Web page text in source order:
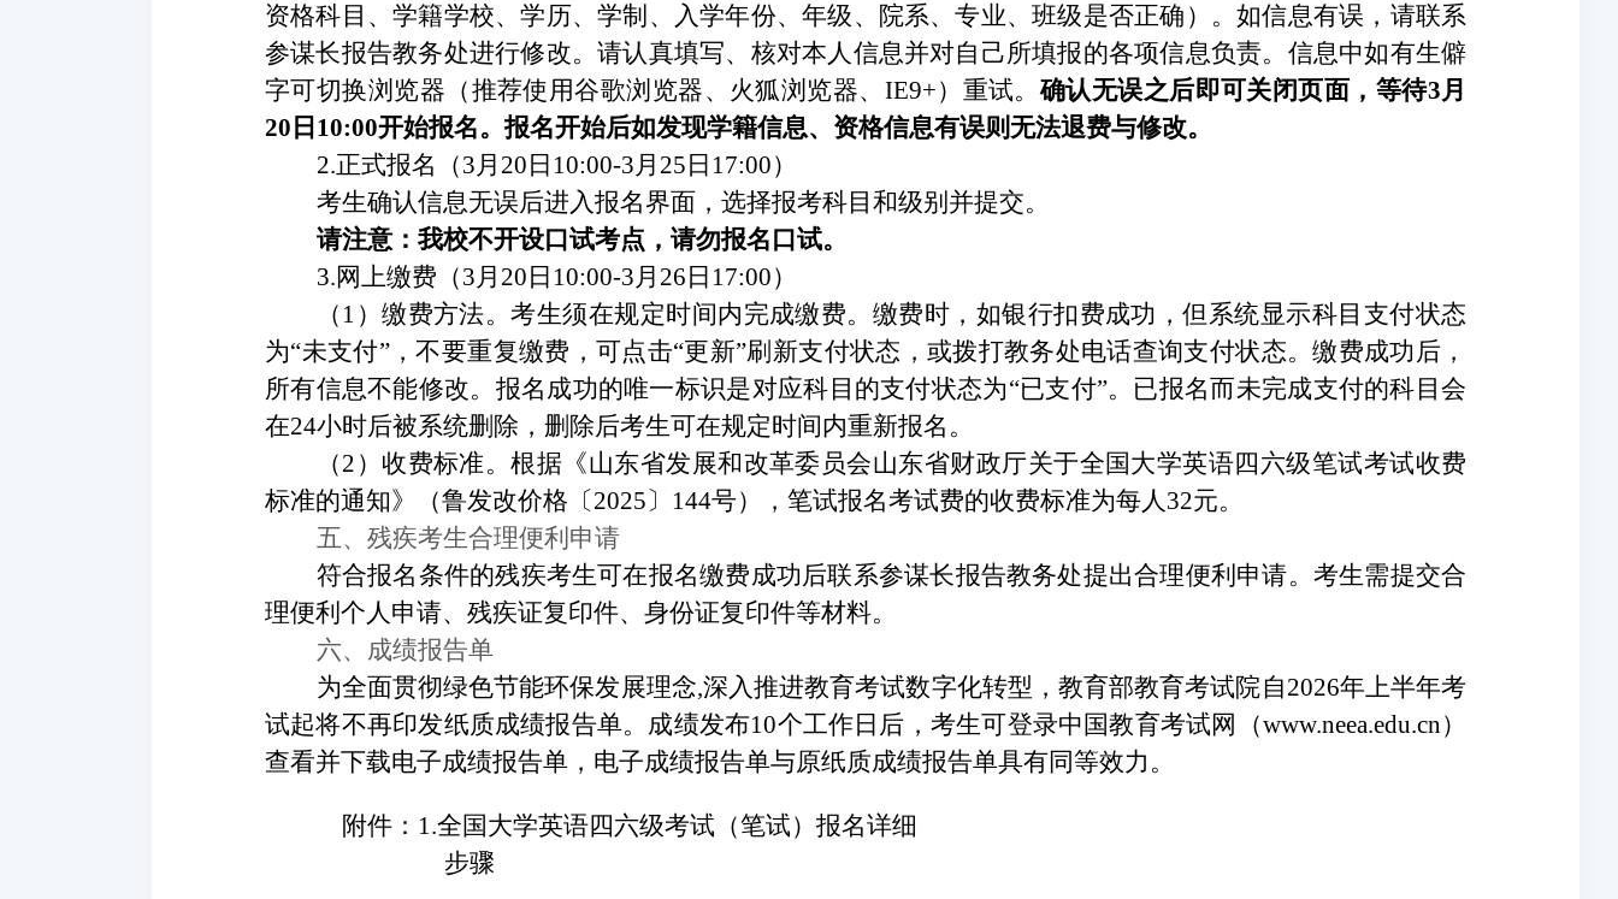
资格科目、学籍学校、学历、学制、入学年份、年级、院系、专业、班级是否正确）。如信息有误， 请联系
参谋长报告教务处进行修改。请认真填写、核对本人信息并对自己所填报的各项信息负责。信息中如有生僻
字可切换浏览器（推荐使用谷歌浏览器、火狐浏览器、 IE9+）重试。确认无误之后即可关闭页面，等待3月
20日10:00开始报名。报名开始后如发现学籍信息、资格信息有误则无法退费与修改。
2.正式报名（3月20日10:00-3月25日17:00）
考生确认信息无误后进入报名界面，选择报考科目和级别并提交。
请注意：我校不开设口试考点，请勿报名口试。
3.网上缴费 （3月 20 日 10:00-3月 26 日 17:00）
（ 1）缴费方法。考生须在规定时间内完成缴费。缴费时，如银行扣费成功，但系统显示科目支付状态
为“未支付”，不要重复缴费，可点击“更新”刷新支付状态，或拨打教务处电话查询支付状态。缴费成功后，
所有信息不能修改。报名成功的唯一标识是对应科目的支付状态为“已支付”。已报名而未完成支付的科目会
在24小时后被系统删除，删除后考生可在规定时间内重新报名。
（2） 收费标准。根据《山东省发展和改革委员会山东省财政厅关于全国大学英语四六级笔试考试收费
标准的通知》（鲁发改价格〔2025〕144号），笔试报名考试费的收费标准为每人32元。
五、 残疾考生合理便利申请
符合报名条件的残疾考生可在报名缴费成功后联系参谋长报告教务处提出合理便利申请。考生需提交合
理便利个人申请、残疾证复印件、身份证复印件等材料。
六、成绩报告单
为全面贯彻绿色节能环保发展理念,深入推进教育考试数字化转型，教育部教育考试院自2026年上半年考
试起将不再印发纸质成绩报告单。成绩发布10个工作日后，考生可登录中国教育考试网（www.neea.edu.cn）
查看并下载电子成绩报告单，电子成绩报告单与原纸质成绩报告单具有同等效力。
附件： 1.全国大学英语四六级考试（笔试）报名详细
步骤